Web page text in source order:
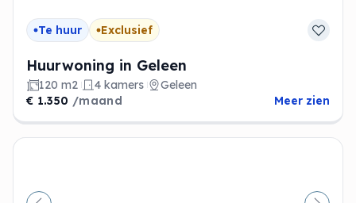
Te huur Exclusief
Huurwoning in Geleen
120 m2 4 kamers
Geleen
€ 1.350 /maand Meer zien